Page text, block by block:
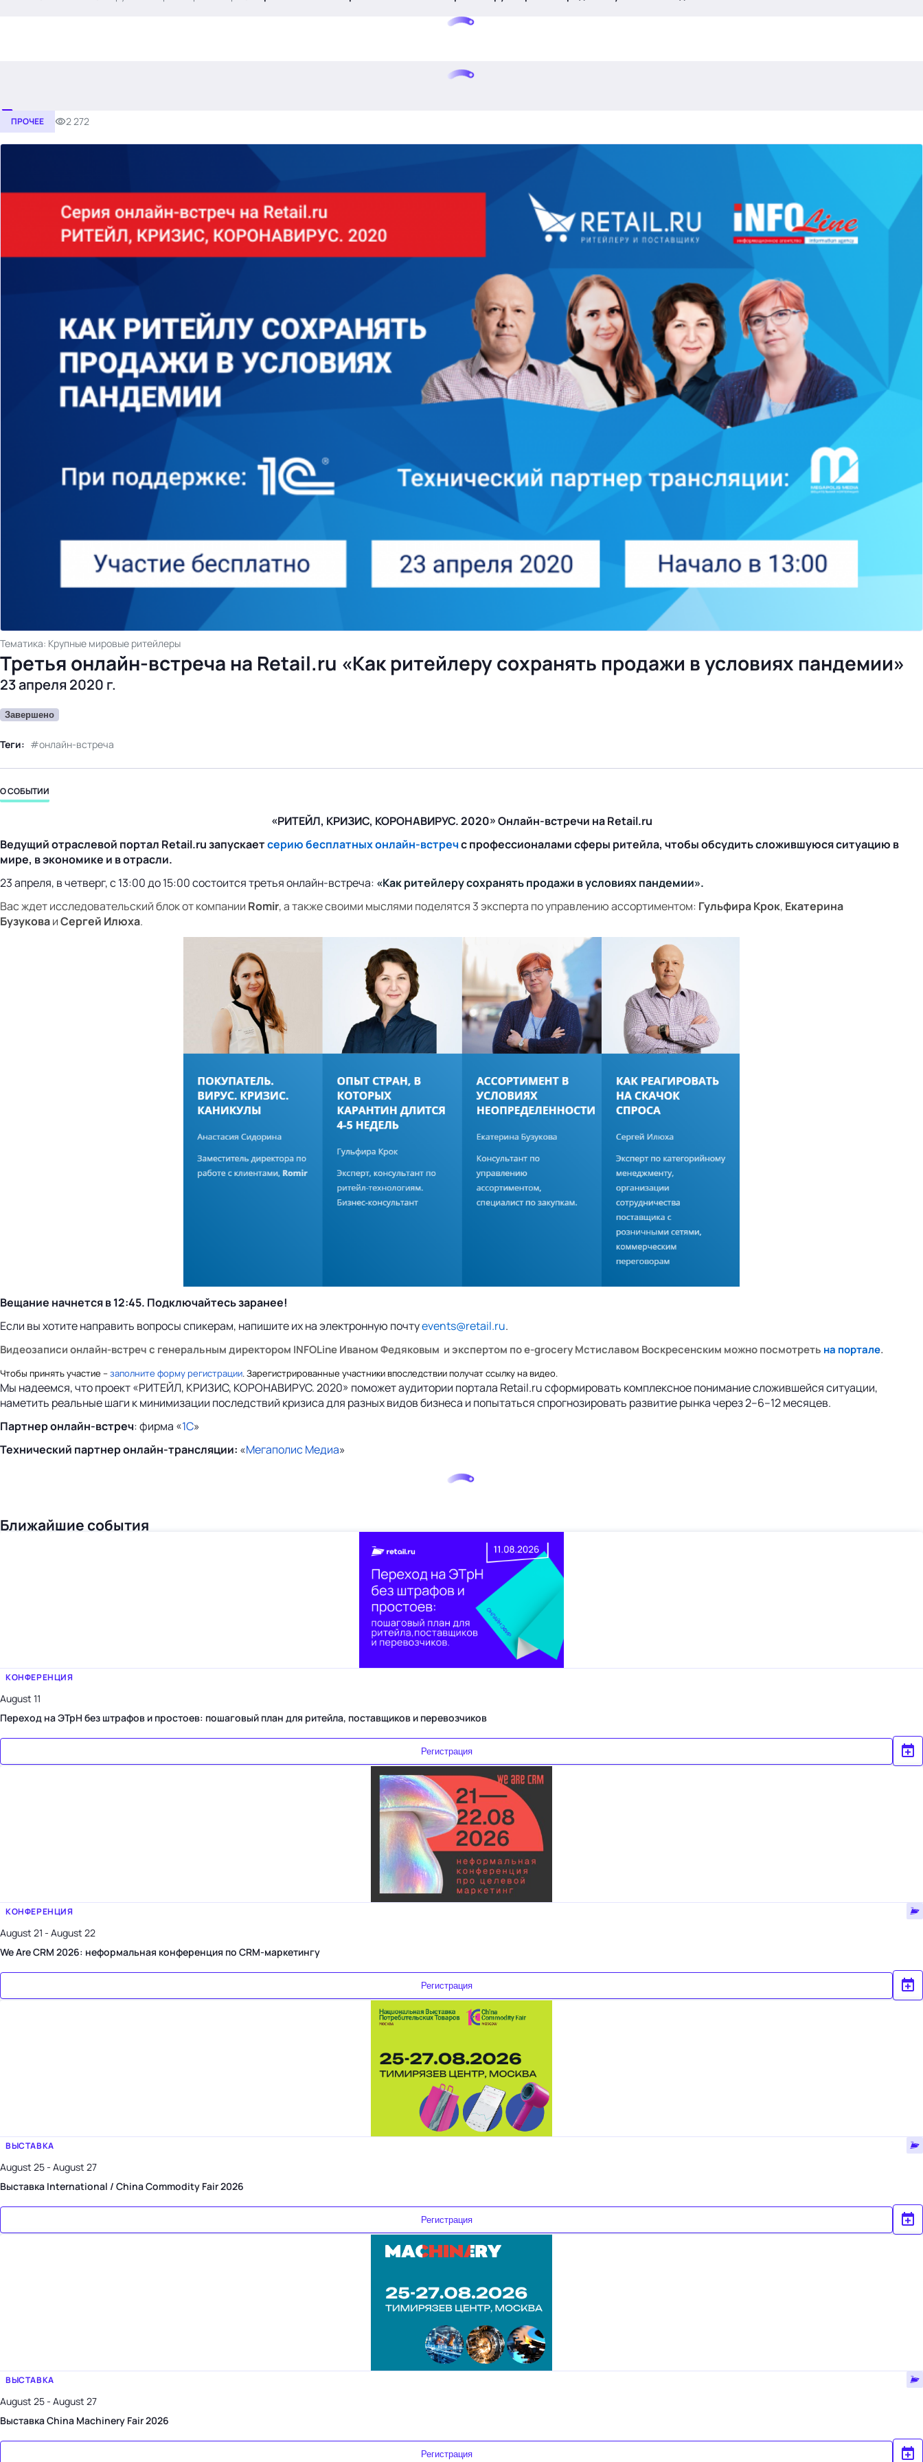
картина дня
новости
бизнес-центр
ПРОЧЕЕ 2 272
Тематика: Крупные мировые ритейлеры
Третья онлайн-встреча на Retail.ru «Как ритейлеру сохранять продажи в условиях пандемии»
23 апреля 2020 г.
Завершено
Теги: онлайн-встреча
О СОБЫТИИ
«РИТЕЙЛ, КРИЗИС, КОРОНАВИРУС. 2020» Онлайн-встречи на Retail.ru
Ведущий отраслевой портал Retail.ru запускаетсерию бесплатных онлайн-встречс профессионалами сферы ритейла, чтобы обсудить сложившуюся ситуацию в
мире, в экономике и в отрасли.
23 апреля, в четверг, с 13:00 до 15:00 состоится третья онлайн-встреча: «Как ритейлеру сохранять продажи в условиях пандемии».
Вас ждет исследовательский блок от компании Romir, а также своими мыслями поделятся 3 эксперта по управлению ассортиментом: Гульфира Крок, Екатерина
БузуковаиСергей Илюха.
Вещание начнется в 12:45. Подключайтесь заранее!
Если вы хотите направить вопросы спикерам, напишите их на электронную почтуevents@retail.ru.
Видеозаписи онлайн-встреч с генеральным директором INFOLine Иваном Федяковым и экспертом по e-grocery Мстиславом Воскресенским можно посмотреть на портале.
Чтобы принять участие –заполните форму регистрации. Зарегистрированные участники впоследствии получат ссылку на видео.
Мы надеемся, что проект «РИТЕЙЛ, КРИЗИС, КОРОНАВИРУС. 2020» поможет аудитории портала Retail.ru сформировать комплексное понимание сложившейся ситуации,
наметить реальные шаги к минимизации последствий кризиса для разных видов бизнеса и попытаться спрогнозировать развитие рынка через 2–6–12 месяцев.
Партнер онлайн-встреч: фирма «1С»
Технический партнер онлайн-трансляции: «Мегаполис Медиа»
Ближайшие события
КОНФЕРЕНЦИЯ
August 11
Переход на ЭТрН без штрафов и простоев: пошаговый план для ритейла, поставщиков и перевозчиков
Регистрация
КОНФЕРЕНЦИЯ
August 21 - August 22
We Are CRM 2026: неформальная конференция по CRM-маркетингу
Регистрация
ВЫСТАВКА
August 25 - August 27
Выставка International / China Commodity Fair 2026
Регистрация
ВЫСТАВКА
August 25 - August 27
Выставка China Machinery Fair 2026
Регистрация